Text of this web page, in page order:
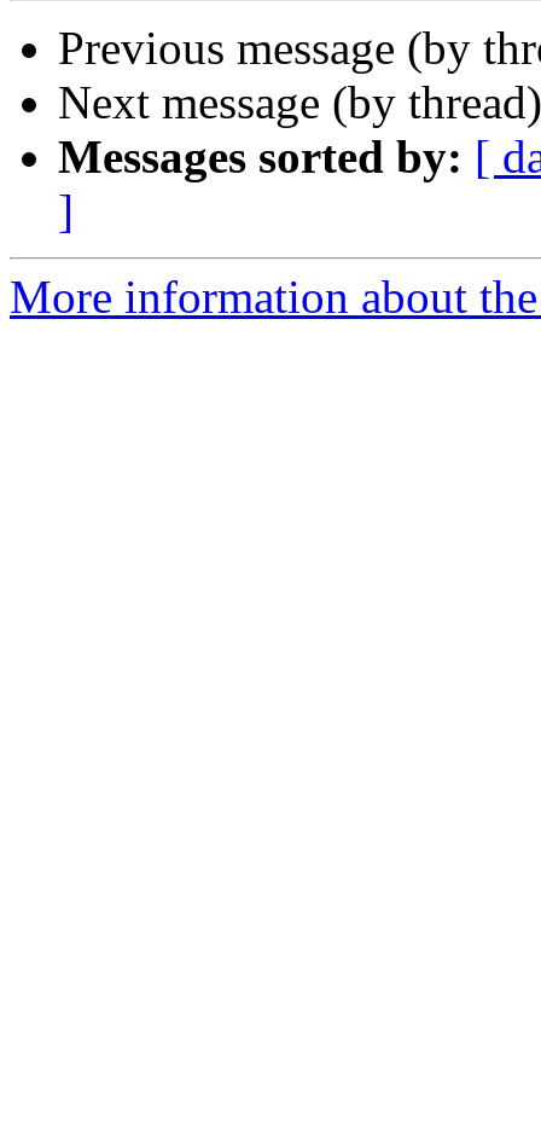
Previous message (by
Next message (by
Messages sorted by: [
]
More information about